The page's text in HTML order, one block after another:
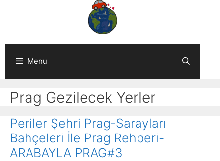
Menu
Prag Gezilecek Yerler
Periler Şehri Prag-Sarayları
Bahçeleri İle Prag Rehberi-
ARABAYLA PRAG#3